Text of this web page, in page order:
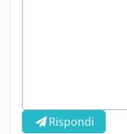
Rispondi